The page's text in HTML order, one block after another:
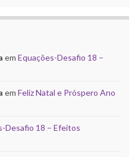
em Equações-Desafio 18 –
em Feliz Natal e Próspero Ano
Desafio 18 – Efeitos